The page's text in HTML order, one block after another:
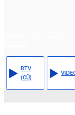
BTV
(CŨ)